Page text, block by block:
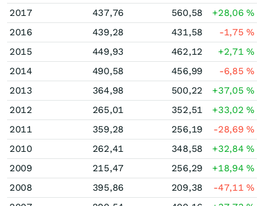
2017
437,76 560,58 +28,06%
2016
439,28 431,58 -1,75%
2015
449,93 462,12 +2,71%
2014
490,58 456,99 -6,85%
2013
364,98 500,22 +37,05%
2012
265,01 352,51 +33,02%
2011
359,28 256,19 -28,69%
2010
262,41 348,58 +32,84%
2009
215,47 256,29 +18,94%
2008
395,86 209,38 -47,11%